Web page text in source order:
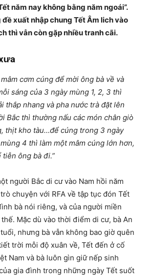
năm nay không bằng năm ngoái”.
xuất nhập chung Tết Âm lich vào
thì vẫn còn gặp nhiều tranh cãi.
cơm cúng để mời ông bà về và
sáng của 3 ngày mùng 1, 2, 3 thì
thắp nhang và pha nước trà đặt lên
Bắc thì thường nấu các món chân giò
thịt kho tàu…để cúng trong 3 ngày
4 thì làm một mâm cúng lớn hơn,
tiễn ông bà đi.”
người Bắc di cư vào Nam hồi năm
chuyện với RFA về tập tục đón Tết
bà nói riêng, và của người miền
Mặc dù vào thời điểm di cư, bà An
nhưng bà vẫn không bao giờ quên
trời mỗi độ xuân về, Tết đến ở cố
Nam và bà luôn gìn giữ nếp sinh
gia đình trong những ngày Tết suốt